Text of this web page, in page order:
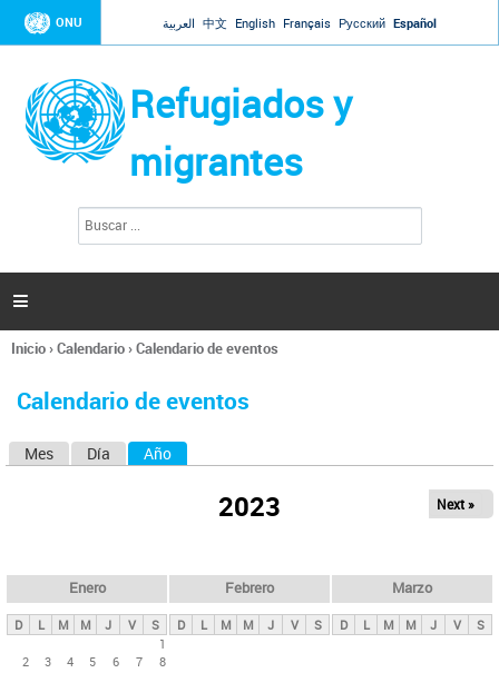
Jump to navigation
ONU العربية 中文 English Français Русский Español
Refugiados y
migrantes
l
d
s

Se
usted
Inicio›Calendario›Calendario de eventos
Calendario de eventos
s
p
Mes Día Año
2023 Next »
Enero
D L M M J V
S
1
2
3 4 5 6 7
8
Febrero
D L M M J V S
Marzo
D L M M J V S